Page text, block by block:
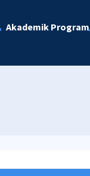
Akademik Program